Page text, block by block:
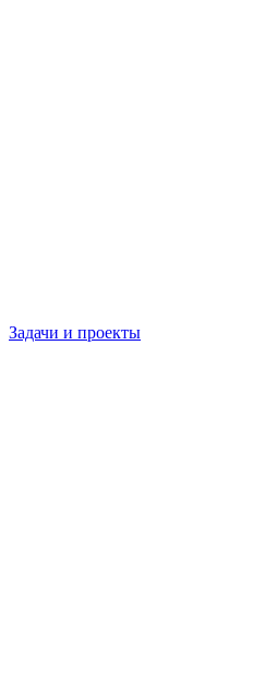
Задачи и проекты